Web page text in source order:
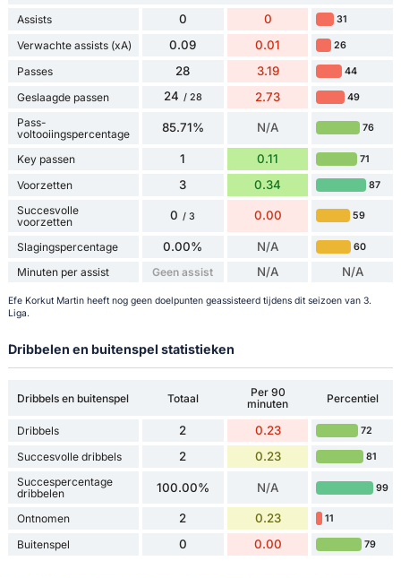
Assists 0 0 31
Verwachte assists (xA) 0.09 0.01 26
Passes 28 3.19 44
Geslaagde passen 24 / 28 2.73 49
Pass-
voltooiingspercentage
85.71% N/A 76
Key passen 1 0.11 71
Voorzetten 3 0.34 87
Succesvolle
voorzetten
0 / 3 0.00 59
Slagingspercentage 0.00% N/A 60
Minuten per assist Geen assist N/A N/A
Efe Korkut Martin heeft nog geen doelpunten geassisteerd tijdens dit seizoen van 3.
Liga.
Dribbelen en buitenspel statistieken
Dribbels en buitenspel Totaal
Per 90
minuten
Percentiel
Dribbels 2 0.23 72
Succesvolle dribbels 2 0.23 81
Succespercentage
dribbelen
100.00% N/A 99
Ontnomen 2 0.23 11
Buitenspel 0 0.00 79